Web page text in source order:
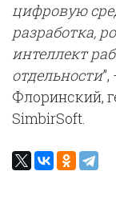
цифровую
разработка,
интеллект
отдельности
Флоринский,
SimbirSoft.